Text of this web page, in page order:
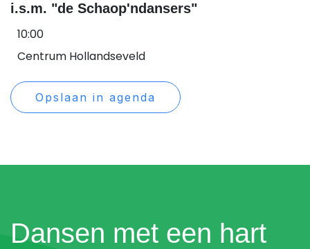
i.s.m. "de Schaop'ndansers"
10:00
Centrum Hollandseveld
Opslaan in agenda
Dansen met een hart